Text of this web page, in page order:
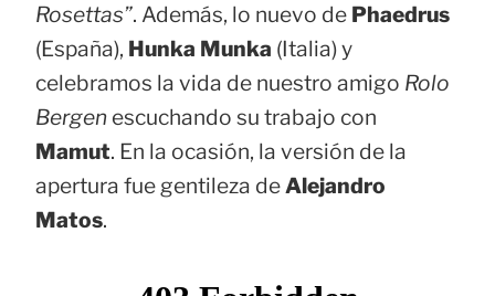
Rosettas”. Además, lo nuevo de Phaedrus
(España), Hunka Munka (Italia) y
celebramos la vida de nuestro amigo Rolo
Bergen escuchando su trabajo con
Mamut. En la ocasión, la versión de la
apertura fue gentileza deAlejandro
Matos.